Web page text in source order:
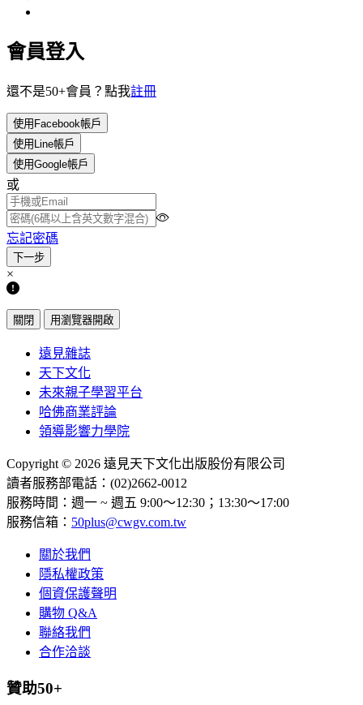
會員登入
還不是50+會員？點我註冊
使用Facebook帳戶
使用Line帳戶
使用Google帳戶
或
忘記密碼
×
關閉 用瀏覽器開啟
遠見雜誌
天下文化
未來親子學習平台
哈佛商業評論
領導影響力學院
Copyright © 2026 遠見天下文化出版股份有限公司
讀者服務部電話：(02)2662-0012
服務時間：週一 ~ 週五 9:00～12:30；13:30～17:00
服務信箱： 50plus@cwgv.com.tw
關於我們
隱私權政策
個資保護聲明
購物 Q&A
聯絡我們
合作洽談
贊助50+